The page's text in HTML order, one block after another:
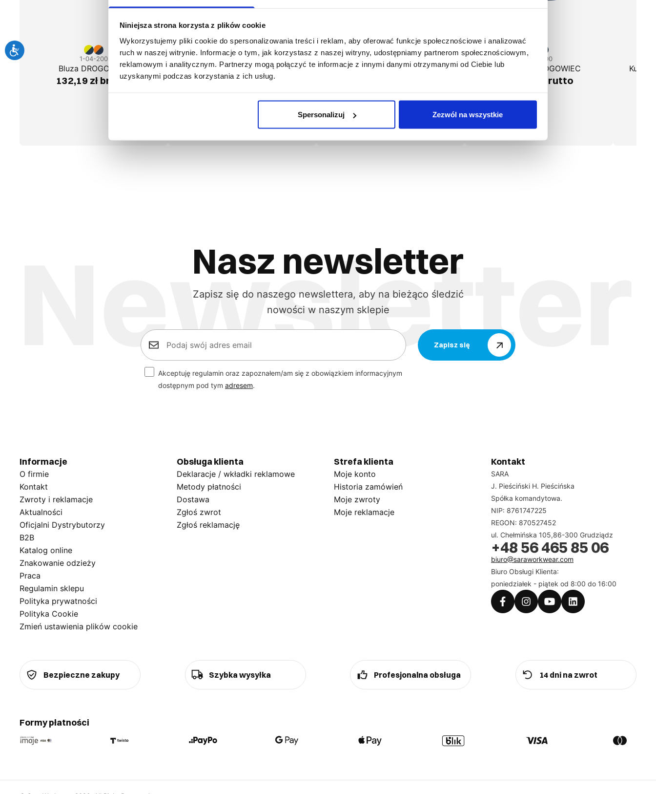
Niniejsza strona korzysta z plików cookie
Wykorzystujemy pliki cookie do spersonalizowania treści i reklam, aby oferować funkcje społecznościowe i analizować
ruch w naszej witrynie. Informacje o tym, jak korzystasz z naszej witryny, udostępniamy partnerom społecznościowym,
reklamowym i analitycznym. Partnerzy mogą połączyć te informacje z innymi danymi otrzymanymi od Ciebie lub
uzyskanymi podczas korzystania z ich usług.
Spersonalizuj Zezwól na wszystkie
1-04-200
Bluza DROGOWIEC
132,19 zł brutto
1-03-200
Spodnie ogrodniczki
DROGOWIEC
1-05-200
Spodnie do pasa DROGOWIEC
1-17-200
Koszulka DROGOWIEC
54,53 zł brutto
Kurtka
Nasz newsletter
Zapisz się do naszego newslettera, aby na bieżąco śledzić
nowości w naszym sklepie
Zapisz się
Akceptuję regulamin oraz zapoznałem/am się z obowiązkiem informacyjnym
dostępnym pod tym adresem.
Informacje
O firmie
Kontakt
Zwroty i reklamacje
Aktualności
Oficjalni Dystrybutorzy
B2B
Katalog online
Znakowanie odzieży
Praca
Regulamin sklepu
Polityka prywatności
Polityka Cookie
Zmień ustawienia plików cookie
Obsługa klienta
Deklaracje / wkładki reklamowe
Metody płatności
Dostawa
Zgłoś zwrot
Zgłoś reklamację
Strefa klienta
Moje konto
Historia zamówień
Moje zwroty
Moje reklamacje
Kontakt
SARA
J. Pieściński H. Pieścińska
Spółka komandytowa.
NIP: 8761747225
REGON: 870527452
ul. Chełmińska 105,86-300 Grudziądz
+48 56 465 85 06
biuro@saraworkwear.com
Biuro Obsługi Klienta:
poniedziałek - piątek od 8:00 do 16:00
Bezpieczne zakupy Szybka wysyłka Profesjonalna obsługa 14 dni na zwrot
Formy płatności